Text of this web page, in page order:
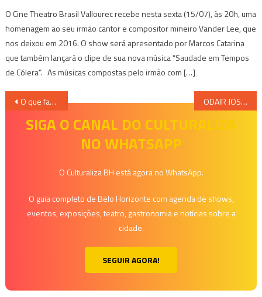
O Cine Theatro Brasil Vallourec recebe nesta sexta (15/07), às 20h, uma
homenagem ao seu irmão cantor e compositor mineiro Vander Lee, que
nos deixou em 2016. O show será apresentado por Marcos Catarina
que também lançará o clipe de sua nova música “Saudade em Tempos
de Cólera”. As músicas compostas pelo irmão com […]
Navegação
O que fazer no inverno e nas férias em Belo Horizonte? ODAIR JOSÉ RELEMBRA SEUS SUCESSOS EM SHOW NO GRANDE TEATRO DO SESC PALLADIUM
SIGA O CANAL DO CULTURALIZA
NO WHATSAPP
O Culturaliza BH está agora no WhatsApp.
O guia completo de Belo Horizonte com agenda de shows,
eventos, exposições, teatro, gastronomia e notícias sobre a
cidade.
SEGUIR AGORA!